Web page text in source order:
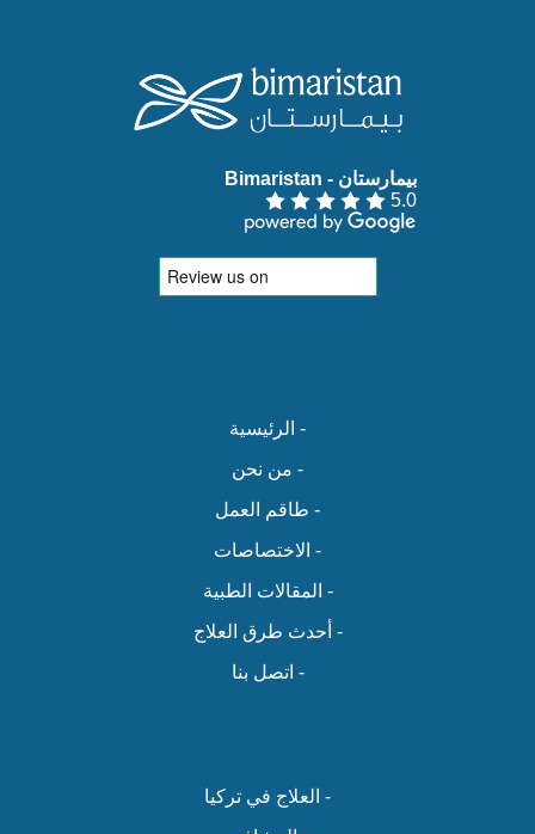
بيمارستان - Bimaristan‏
5.0
- الرئيسية
- من نحن
- طاقم العمل
- الاختصاصات
- المقالات الطبية
- أحدث طرق العلاج
- اتصل بنا
- العلاج في تركيا